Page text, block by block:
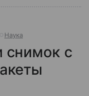
Наука
снимок с